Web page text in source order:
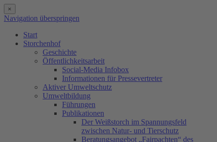
×
Navigation überspringen
Start
Storchenhof
Geschichte
Öffentlichkeitsarbeit
Social-Media Infobox
Informationen für Pressevertreter
Aktiver Umweltschutz
Umweltbildung
Führungen
Publikationen
Der Weißstorch im Spannungsfeld
zwischen Natur- und Tierschutz
Beratungsangebot „Fairpachten“ des